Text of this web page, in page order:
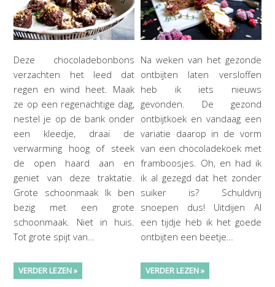
Deze chocoladebonbons
verzachten het leed dat
regen en wind heet. Maak
ze op een regenachtige dag,
nestel je op de bank onder
een kleedje, draai de
verwarming hoog of steek
de open haard aan en
geniet van deze traktatie.
Grote schoonmaak Ik ben
bezig met een grote
schoonmaak. Niet in huis.
Tot grote spijt van…
VERDER LEZEN »
Na weken van het gezonde
ontbijten laten versloffen
heb ik iets nieuws
gevonden. De gezond
ontbijtkoek en vandaag een
variatie daarop in de vorm
van een chocoladekoek met
framboosjes. Oh, en had ik
ik al gezegd dat het zonder
suiker is? Schuldvrij
snoepen dus! Uitdijen Al
een tijdje heb ik het goede
ontbijten een beetje…
VERDER LEZEN »